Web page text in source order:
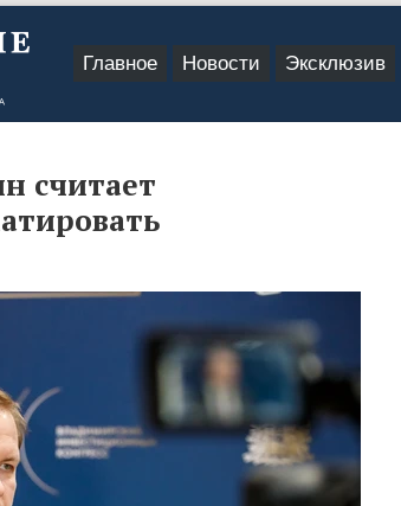
Главное Новости Эксклюзив
считает